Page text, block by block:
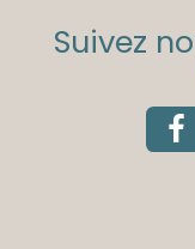
Suivez